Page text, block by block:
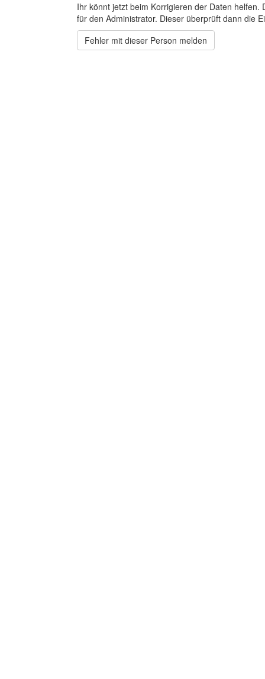
Ihr könnt jetzt beim Korrigieren der Daten
für den Administrator. Dieser überprüft dann die
Fehler mit dieser Person melden